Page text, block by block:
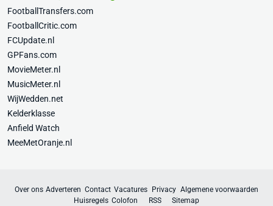
FootballTransfers.com
FootballCritic.com
FCUpdate.nl
GPFans.com
MovieMeter.nl
MusicMeter.nl
WijWedden.net
Kelderklasse
Anfield Watch
MeeMetOranje.nl
Over ons Adverteren Contact Vacatures Privacy Algemene voorwaarden
Huisregels Colofon RSS Sitemap